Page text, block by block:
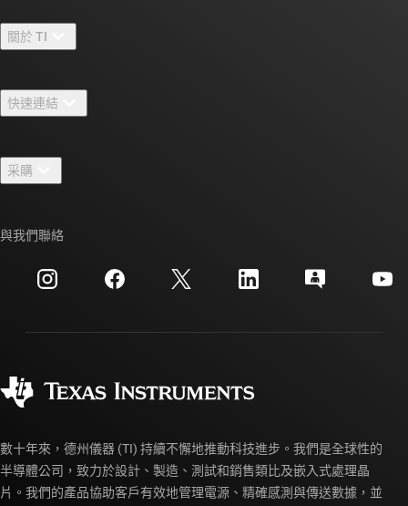
關於 TI
人才招募
新聞室
活動
投資人關系
快速連結
TI E2E™ 設計支援論壇
交互參考搜索
客戶支援中心
myTI 帳戶常見問題解答
采購
訂購 FAQ
與我們聯絡
數十年來，德州儀器 (TI) 持續不懈地推動科技進步。我們是全球性的
半導體公司，致力於設計、製造、測試和銷售類比及嵌入式處理晶
片。我們的產品協助客戶有效地管理電源、精確感測與傳送數據，並